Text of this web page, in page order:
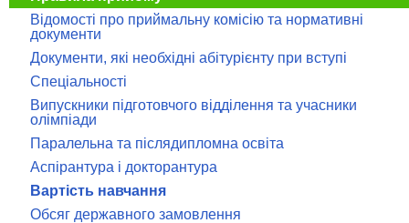
Відомості про приймальну комісію та нормативні
документи
Документи, які необхідні абітурієнту при вступі
Спеціальності
Випускники підготовчого відділення та учасники
олімпіади
Паралельна та післядипломна освіта
Аспірантура і докторантура
Вартість навчання
Обсяг державного замовлення